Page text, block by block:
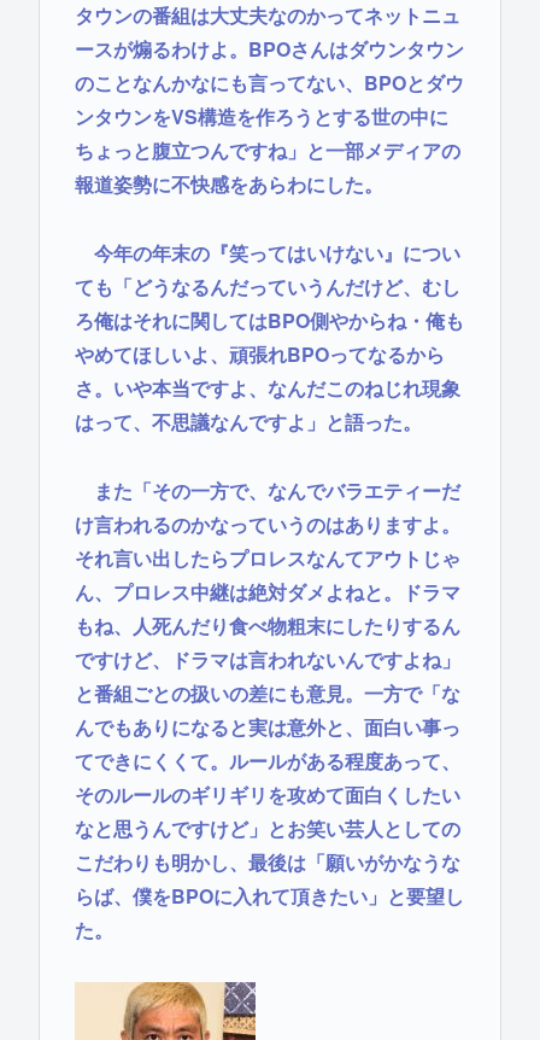
タウンの番組は大丈夫なのかってネットニュ
ースが煽るわけよ。BPOさんはダウンタウン
のことなんかなにも言ってない、BPOとダウ
ンタウンをVS構造を作ろうとする世の中に
ちょっと腹立つんですね」と一部メディアの
報道姿勢に不快感をあらわにした。
今年の年末の『笑ってはいけない』につい
ても「どうなるんだっていうんだけど、むし
ろ俺はそれに関してはBPO側やからね・俺も
やめてほしいよ、頑張れBPOってなるから
さ。いや本当ですよ、なんだこのねじれ現象
はって、不思議なんですよ」と語った。
また「その一方で、なんでバラエティーだ
け言われるのかなっていうのはありますよ。
それ言い出したらプロレスなんてアウトじゃ
ん、プロレス中継は絶対ダメよねと。ドラマ
もね、人死んだり食べ物粗末にしたりするん
ですけど、ドラマは言われないんですよね」
と番組ごとの扱いの差にも意見。一方で「な
んでもありになると実は意外と、面白い事っ
てできにくくて。ルールがある程度あって、
そのルールのギリギリを攻めて面白くしたい
なと思うんですけど」とお笑い芸人としての
こだわりも明かし、最後は「願いがかなうな
らば、僕をBPOに入れて頂きたい」と要望し
た。